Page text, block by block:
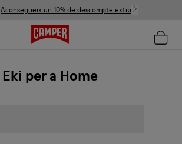
Aconsegueix un 10% de descompte extra
Eki per a Home